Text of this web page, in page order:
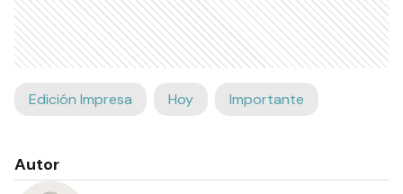
Edición Impresa Hoy Importante
Autor